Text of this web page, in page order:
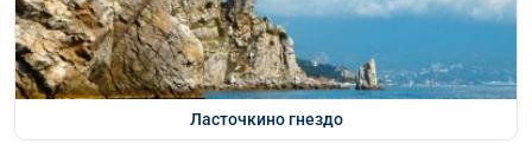
Ласточкино гнездо